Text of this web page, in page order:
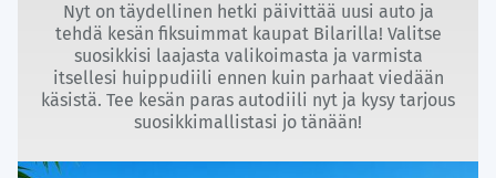
Nyt on täydellinen hetki päivittää uusi auto ja
tehdä kesän fiksuimmat kaupat Bilarilla! Valitse
suosikkisi laajasta valikoimasta ja varmista
itsellesi huippudiili ennen kuin parhaat viedään
käsistä. Tee kesän paras autodiili nyt ja kysy tarjous
suosikkimallistasi jo tänään!